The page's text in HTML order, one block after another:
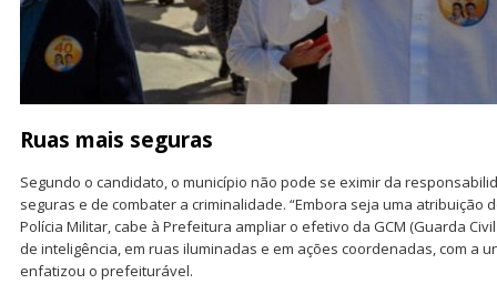
Ruas mais seguras
Segundo o candidato, o município não pode se eximir da
seguras e de combater a criminalidade. “Embora seja uma atribuição
Polícia Militar, cabe à Prefeitura ampliar o efetivo da GCM (Guarda
de inteligência, em ruas iluminadas e em ações coordenadas, com a
enfatizou o prefeiturável.